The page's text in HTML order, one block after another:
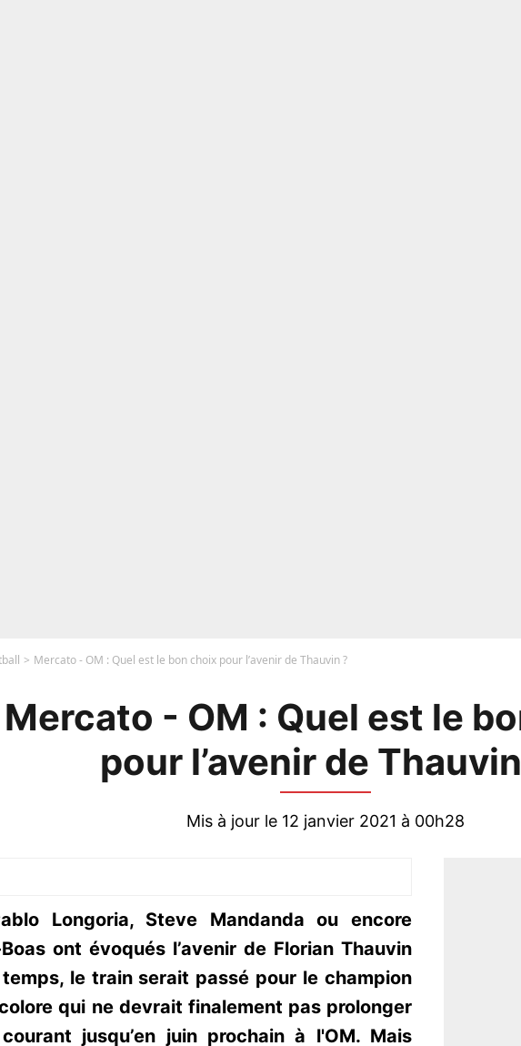
Mercato - OM : Quel est le bon choix pour l’avenir de Thauvin ?
Mercato - OM : Quel est le
pour l’avenir de
Mis à jour le 12 janvier 2021 à 00h28
Longoria, Steve Mandanda ou encore
ont évoqués l’avenir de Florian Thauvin
le train serait passé pour le champion
qui ne devrait finalement pas prolonger
jusqu’en juin prochain à l'OM. Mais